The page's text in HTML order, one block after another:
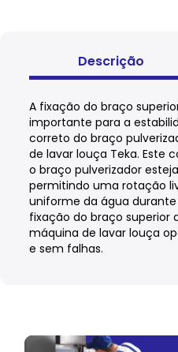
Descrição
A fixação do braço
importante para a
correto do braço
de lavar louça Teka. Este
o braço pulverizador
permitindo uma rotação
uniforme da água
fixação do braço superior
máquina de lavar louça
e sem falhas.